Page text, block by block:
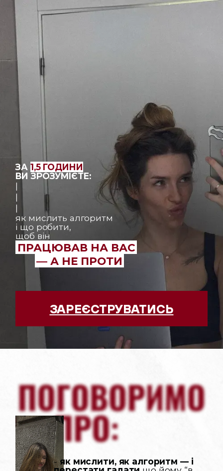
ЗА 1,5 ГОДИНИ
ВИ ЗРОЗУМІЄТЕ:
|
|
|
як мислить алгоритм
і що робити,
щоб він
ПРАЦЮВАВ НА ВАС
— А НЕ ПРОТИ
ЗАРЕЄСТРУВАТИСЬ
-як мислити, як алгоритм — і